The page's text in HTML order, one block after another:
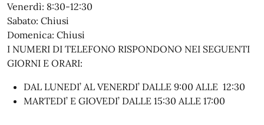
Venerdì: 8:30-12:30
Sabato: Chiusi
Domenica: Chiusi
I NUMERI DI TELEFONO RISPONDONO NEI SEGUENTI
GIORNI E ORARI:
DAL LUNEDI’ AL VENERDI’ DALLE 9:00 ALLE 12:30
MARTEDI’ E GIOVEDI’ DALLE 15:30 ALLE 17:00